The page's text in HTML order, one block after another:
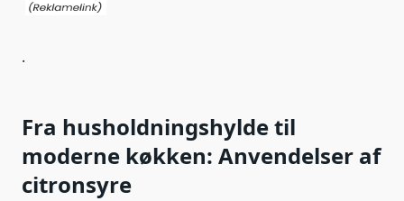
.
Fra husholdningshylde til
moderne køkken: Anvendelser af
citronsyre